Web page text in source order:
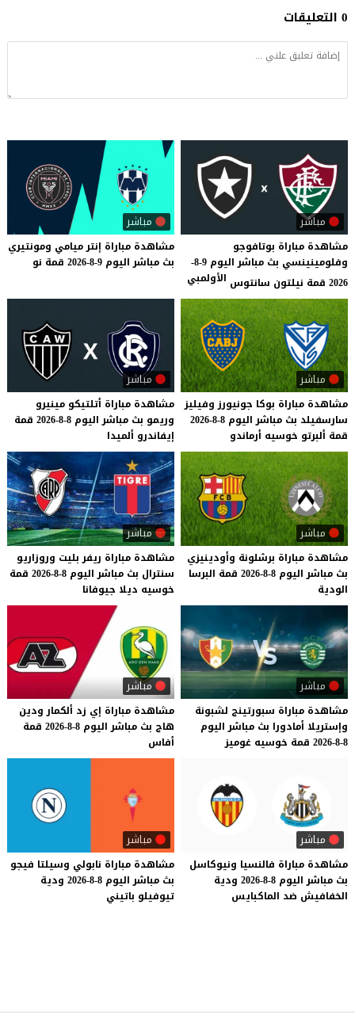
0 التعليقات
مباشر
مشاهدة مباراة بوتافوجو
وفلومينينسي بث مباشر اليوم 9-8-
2026 قمة نيلتون سانتوس
الأولمبي
مباشر
مشاهدة مباراة إنترميامي ومونتيري
بث مباشر اليوم 9-8-2026 قمة نو
مباشر
مشاهدة مباراة بوكا جونيورز وفيليز
سارسفيلد بث مباشر اليوم 8-8-2026
قمة ألبرتو خوسيه أرماندو
مباشر
مشاهدة مباراة أتلتيكو مينيرو
وريمو بث مباشر اليوم 8-8-2026
قمة
إيفاندرو ألميدا
مباشر
مشاهدة مباراة برشلونة وأودينيزي
بث مباشر اليوم 8-8-2026 قمة البرسا
الودية
مباشر
مشاهدة مباراة ريفر بليت وروزاريو
سنترال بث مباشر اليوم 8-8-2026
قمة
خوسيه ديلا جيوفانا
مباشر
مشاهدة مباراة سبورتينج لشبونة
وإستريلا أمادورا بث مباشر اليوم
8-8-2026
قمة خوسيه غوميز
مباشر
مشاهدة مباراة إي زد ألكمار ودين
هاج بث مباشر اليوم 8-8-2026
قمة
أفاس
مباشر
مشاهدة مباراة فالنسيا ونيوكاسل
بث مباشر اليوم 8-8-2026
ودية
الخفافيش ضد الماكبايس
مباشر
مشاهدة مباراة نابولي وسيلتا فيجو
بث مباشر اليوم 8-8-2026
ودية
تيوفيلو باتيني